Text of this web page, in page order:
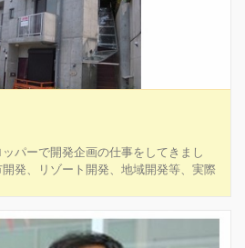
パーで開発企画の仕事をしてきまし
発、リゾート開発、地域開発等、実際
ルティングマスター、宅地建物取引士